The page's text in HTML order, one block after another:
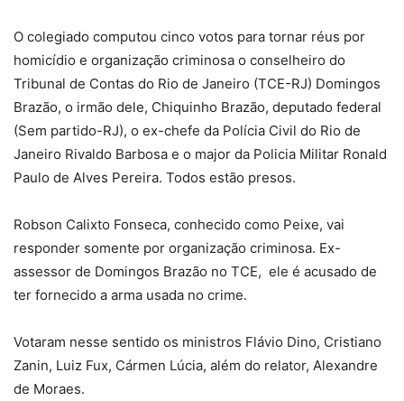
O colegiado computou cinco votos para tornar réus por
homicídio e organização criminosa o conselheiro do
Tribunal de Contas do Rio de Janeiro (TCE-RJ) Domingos
Brazão, o irmão dele, Chiquinho Brazão, deputado federal
(Sem partido-RJ), o ex-chefe da Polícia Civil do Rio de
Janeiro Rivaldo Barbosa e o major da Policia Militar Ronald
Paulo de Alves Pereira. Todos estão presos.
Robson Calixto Fonseca, conhecido como Peixe, vai
responder somente por organização criminosa. Ex-
assessor de Domingos Brazão no TCE, ele é acusado de
ter fornecido a arma usada no crime.
Votaram nesse sentido os ministros Flávio Dino, Cristiano
Zanin, Luiz Fux, Cármen Lúcia, além do relator, Alexandre
de Moraes.